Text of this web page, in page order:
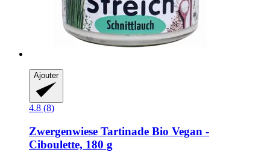
Ajouter
4.8 (8)
Zwergenwiese Tartinade Bio Vegan -​
Ciboulette, 180 g